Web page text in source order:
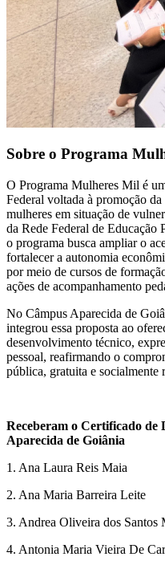
Sobre o Programa
O Programa Mulheres Mil é
Federal voltada à promoção
mulheres em situação de
da Rede Federal de
o programa busca ampliar o
fortalecer a autonomia
por meio de cursos de
ações de acompanhamento
No Câmpus Aparecida de
integrou essa proposta ao
desenvolvimento técnico,
pessoal, reafirmando o
pública, gratuita e socialmente
Receberam o Certificado de
Aparecida de Goiânia
1. Ana Laura Reis Maia
2. Ana Maria Barreira Leite
3. Andrea Oliveira dos Santos
4. Antonia Maria Vieira De